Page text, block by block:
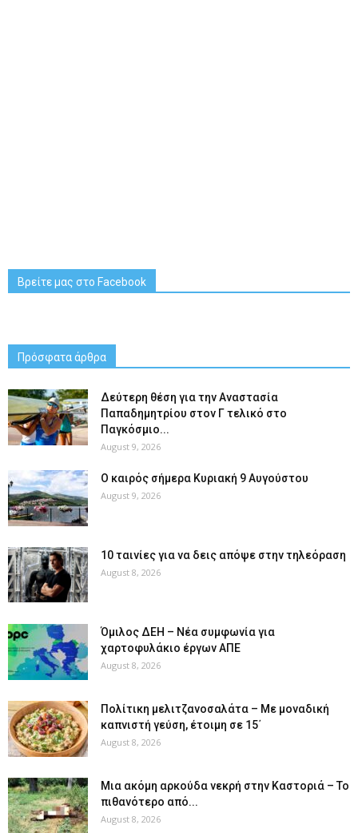
Βρείτε μας στο Facebook
Πρόσφατα άρθρα
Δεύτερη θέση για την Αναστασία
Παπαδημητρίου στον Γ τελικό στο
Παγκόσμιο...
August 9, 2026
Ο καιρός σήμερα Κυριακή 9 Αυγούστου
August 9, 2026
10 ταινίες για να δεις απόψε στην τηλεόραση
August 8, 2026
Όμιλος ΔΕΗ – Νέα συμφωνία για
χαρτοφυλάκιο έργων ΑΠΕ
August 8, 2026
Πολίτικη μελιτζανοσαλάτα – Με μοναδική
καπνιστή γεύση, έτοιμη σε 15΄
August 8, 2026
Μια ακόμη αρκούδα νεκρή στην Καστοριά – Το
πιθανότερο από...
August 8, 2026